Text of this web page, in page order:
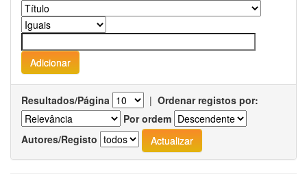
Resultados/Página | Ordenar registos por:
Por ordem
Autores/Registo